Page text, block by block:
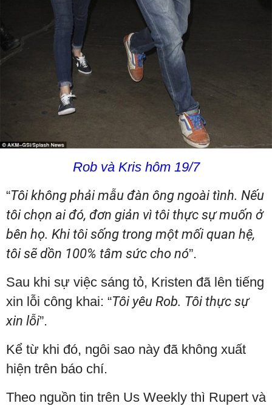
Rob và Kris hôm 19/7
“Tôi không phải mẫu đàn ông ngoài tình. Nếu
tôi chọn ai đó, đơn giản vì tôi thực sự muốn ở
bên họ. Khi tôi sống trong một mối quan hệ,
tôi sẽ dồn 100% tâm sức cho nó”.
Sau khi sự việc sáng tỏ, Kristen đã lên tiếng
xin lỗi công khai: “Tôi yêu Rob. Tôi thực sự
xin lỗi”.
Kể từ khi đó, ngôi sao này đã không xuất
hiện trên báo chí.
Theo nguồn tin trên Us Weekly thì Rupert và